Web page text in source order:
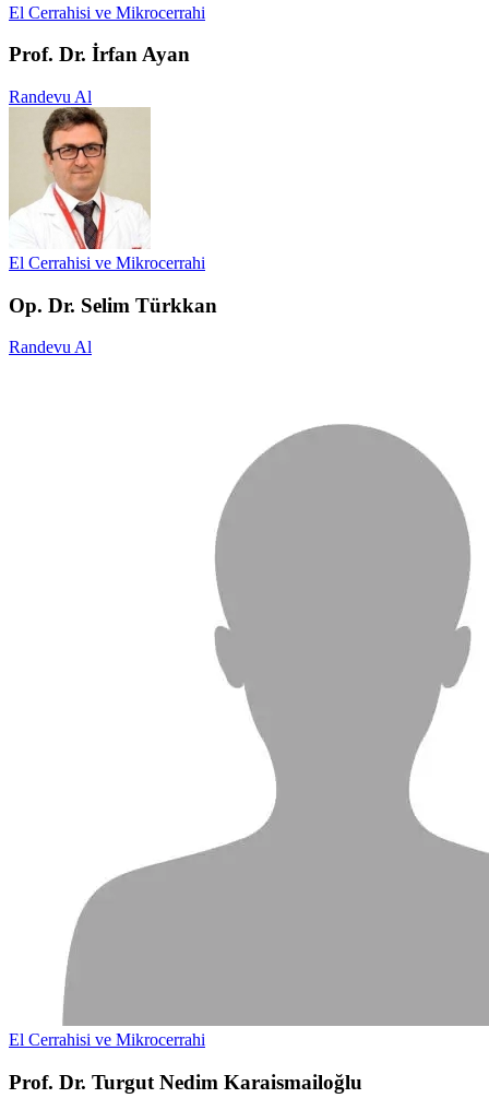
El Cerrahisi ve Mikrocerrahi
Prof. Dr. İrfan Ayan
Randevu Al
El Cerrahisi ve Mikrocerrahi
Op. Dr. Selim Türkkan
Randevu Al
El Cerrahisi ve Mikrocerrahi
Prof. Dr. Turgut Nedim Karaismailoğlu